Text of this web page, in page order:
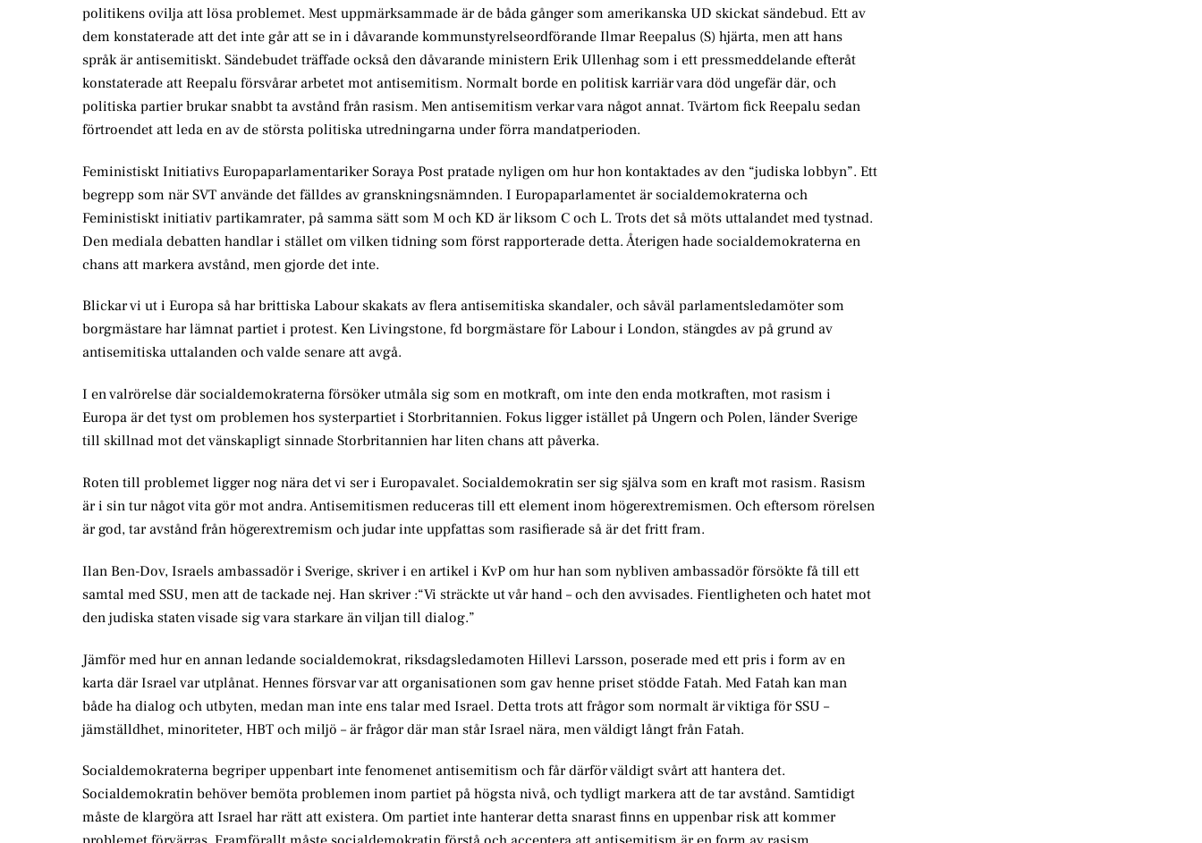
politikens ovilja att lösa problemet. Mest uppmärksammade är de båda gånger som amerikanska UD skickat sändebud. Ett av
dem konstaterade att det inte går att se in i dåvarande kommunstyrelseordförande Ilmar Reepalus (S) hjärta, men att hans
språk är antisemitiskt. Sändebudet träffade också den dåvarande ministern Erik Ullenhag som i ett pressmeddelande efteråt
konstaterade att Reepalu försvårar arbetet mot antisemitism. Normalt borde en politisk karriär vara död ungefär där, och
politiska partier brukar snabbt ta avstånd från rasism. Men antisemitism verkar vara något annat. Tvärtom fick Reepalu sedan
förtroendet att leda en av de största politiska utredningarna under förra mandatperioden.
Feministiskt Initiativs Europaparlamentariker Soraya Post pratade nyligen om hur hon kontaktades av den “judiska lobbyn”. Ett
begrepp som när SVT använde det fälldes av granskningsnämnden. I Europaparlamentet är socialdemokraterna och
Feministiskt initiativ partikamrater, på samma sätt som M och KD är liksom C och L. Trots det så möts uttalandet med tystnad.
Den mediala debatten handlar i stället om vilken tidning som först rapporterade detta. Återigen hade socialdemokraterna en
chans att markera avstånd, men gjorde det inte.
Blickar vi ut i Europa så har brittiska Labour skakats av flera antisemitiska skandaler, och såväl parlamentsledamöter som
borgmästare har lämnat partiet i protest. Ken Livingstone, fd borgmästare för Labour i London, stängdes av på grund av
antisemitiska uttalanden och valde senare att avgå.
I en valrörelse där socialdemokraterna försöker utmåla sig som en motkraft, om inte den enda motkraften, mot rasism i
Europa är det tyst om problemen hos systerpartiet i Storbritannien. Fokus ligger istället på Ungern och Polen, länder Sverige
till skillnad mot det vänskapligt sinnade Storbritannien har liten chans att påverka.
Roten till problemet ligger nog nära det vi ser i Europavalet. Socialdemokratin ser sig själva som en kraft mot rasism. Rasism
är i sin tur något vita gör mot andra. Antisemitismen reduceras till ett element inom högerextremismen. Och eftersom rörelsen
är god, tar avstånd från högerextremism och judar inte uppfattas som rasifierade så är det fritt fram.
Ilan Ben-Dov, Israels ambassadör i Sverige, skriver i en artikel i KvP om hur han som nybliven ambassadör försökte få till ett
samtal med SSU, men att de tackade nej. Han skriver :“Vi sträckte ut vår hand – och den avvisades. Fientligheten och hatet mot
den judiska staten visade sig vara starkare än viljan till dialog.”
Jämför med hur en annan ledande socialdemokrat, riksdagsledamoten Hillevi Larsson, poserade med ett pris i form av en
karta där Israel var utplånat. Hennes försvar var att organisationen som gav henne priset stödde Fatah. Med Fatah kan man
både ha dialog och utbyten, medan man inte ens talar med Israel. Detta trots att frågor som normalt är viktiga för SSU –
jämställdhet, minoriteter, HBT och miljö – är frågor där man står Israel nära, men väldigt långt från Fatah.
Socialdemokraterna begriper uppenbart inte fenomenet antisemitism och får därför väldigt svårt att hantera det.
Socialdemokratin behöver bemöta problemen inom partiet på högsta nivå, och tydligt markera att de tar avstånd. Samtidigt
måste de klargöra att Israel har rätt att existera. Om partiet inte hanterar detta snarast finns en uppenbar risk att kommer